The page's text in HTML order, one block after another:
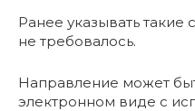
Ранее указывать
не требовалось.
Направление может
электронном виде с